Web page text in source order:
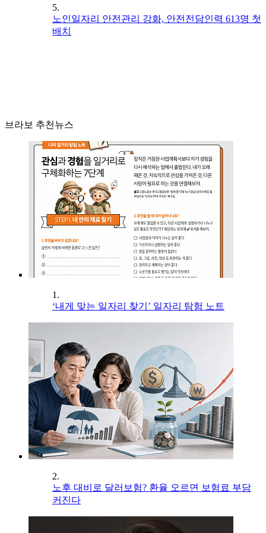
5.
노인일자리 안전관리 강화, 안전전담인력 613명 첫
배치
브라보 추천뉴스
1.
‘내게 맞는 일자리 찾기’ 일자리 탐험 노트
2.
노후 대비로 달러보험? 환율 오르면 보험료 부담
커진다